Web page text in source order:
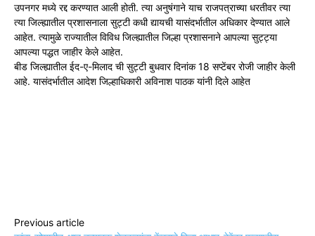
उपनगर मध्ये रद्द करण्यात आली होती. त्या अनुषंगाने याच राजपत्राच्या धरतीवर त्या
त्या जिल्ह्यातील प्रशासनाला सुट्टी कधी द्यायची यासंदर्भातील अधिकार देण्यात आले
आहेत. त्यामुळे राज्यातील विविध जिल्ह्यातील जिल्हा प्रशासनाने आपल्या सुट्ट्या
आपल्या पद्धत जाहीर केले आहेत.
बीड जिल्ह्यातील ईद-ए-मिलाद ची सुट्टी बुधवार दिनांक 18 सप्टेंबर रोजी जाहीर केली
आहे. यासंदर्भातील आदेश जिल्हाधिकारी अविनाश पाठक यांनी दिले आहेत
Previous article